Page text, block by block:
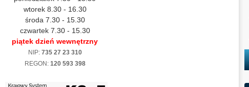
wtorek 8.30 - 16.30
środa 7.30 - 15.30
czwartek 7.30 - 15.30
piątek dzień wewnętrzny
NIP: 735 27 23 310
REGON: 120 593 398